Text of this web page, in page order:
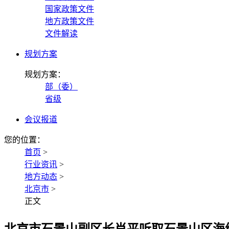
国家政策文件
地方政策文件
文件解读
规划方案
规划方案：
部（委）
省级
会议报道
您的位置：
首页 >
行业资讯 >
地方动态 >
北京市 >
正文